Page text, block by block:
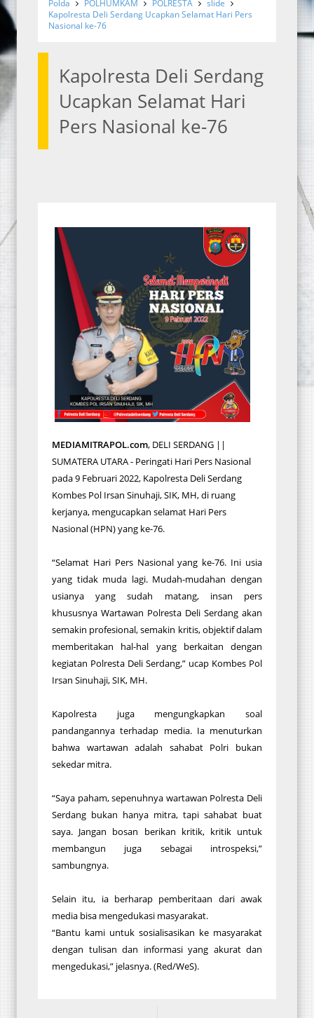
Polda
POLHUMKAM POLRESTA
slide
Kapolresta Deli Serdang Ucapkan Selamat Hari Pers
Nasional ke-76
Kapolresta Deli Serdang
Ucapkan Selamat Hari
Pers Nasional ke-76
MEDIAMITRAPOL.com, DELI SERDANG ||
SUMATERA UTARA - Peringati Hari Pers Nasional
pada 9 Februari 2022, Kapolresta Deli Serdang
Kombes Pol Irsan Sinuhaji, SIK, MH, di ruang
kerjanya, mengucapkan selamat Hari Pers
Nasional (HPN) yang ke-76.
“Selamat Hari Pers Nasional yang ke-76. Ini usia
yang tidak muda lagi. Mudah-mudahan dengan
usianya yang sudah matang, insan pers
khususnya Wartawan Polresta Deli Serdang akan
semakin profesional, semakin kritis, objektif dalam
memberitakan hal-hal yang berkaitan dengan
kegiatan Polresta Deli Serdang,” ucap Kombes Pol
Irsan Sinuhaji, SIK, MH.
Kapolresta juga mengungkapkan soal
pandangannya terhadap media. Ia menuturkan
bahwa wartawan adalah sahabat Polri bukan
sekedar mitra.
“Saya paham, sepenuhnya wartawan Polresta Deli
Serdang bukan hanya mitra, tapi sahabat buat
saya. Jangan bosan berikan kritik, kritik untuk
membangun juga sebagai introspeksi,”
sambungnya.
Selain itu, ia berharap pemberitaan dari awak
media bisa mengedukasi masyarakat.
“Bantu kami untuk sosialisasikan ke masyarakat
dengan tulisan dan informasi yang akurat dan
mengedukasi,” jelasnya. (Red/WeS).